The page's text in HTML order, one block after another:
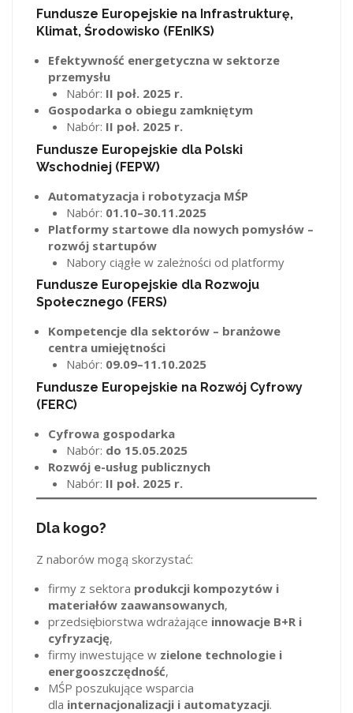
Fundusze Europejskie na Infrastrukturę,
Klimat, Środowisko (FEnIKS)
Efektywność energetyczna w sektorze
przemysłu
Nabór: II poł. 2025 r.
Gospodarka o obiegu zamkniętym
Nabór: II poł. 2025 r.
Fundusze Europejskie dla Polski
Wschodniej (FEPW)
Automatyzacja i robotyzacja MŚP
Nabór: 01.10–30.11.2025
Platformy startowe dla nowych pomysłów –
rozwój startupów
Nabory ciągłe w zależności od platformy
Fundusze Europejskie dla Rozwoju
Społecznego (FERS)
Kompetencje dla sektorów – branżowe
centra umiejętności
Nabór: 09.09–11.10.2025
Fundusze Europejskie na Rozwój Cyfrowy
(FERC)
Cyfrowa gospodarka
Nabór: do 15.05.2025
Rozwój e-usług publicznych
Nabór: II poł. 2025 r.
Dla kogo?
Z naborów mogą skorzystać:
firmy z sektora produkcji kompozytów i
materiałów zaawansowanych,
przedsiębiorstwa wdrażające innowacje B+R i
cyfryzację,
firmy inwestujące w zielone technologie i
energooszczędność,
MŚP poszukujące wsparcia
dla internacjonalizacji i automatyzacji.